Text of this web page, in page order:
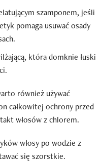
szamponem, jeśli
pomaga usuwać osady
która domknie łuski
również używać
całkowitej ochrony przed
włosów z chlorem.
włosy po wodzie z
się szorstkie.